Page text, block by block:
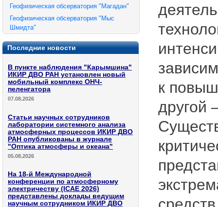
Геофизическая обсерватория "Магадан"
Геофизическая обсерватория "Мыс
Шмидта"
Последние новости
В пункте наблюдения "Карымшина"
ИКИР ДВО РАН установлен новый
мобильный комплекс ОНЧ-
пеленгатора
07.08.2026
Статьи научных сотрудников
лаборатории системного анализа
атмосферных процессов ИКИР ДВО
РАН опубликованы в журнале
"Оптика атмосферы и океана"
05.08.2026
На 18-й Международной
конференции по атмосферному
электричеству (ICAE 2026)
представлены доклады ведущим
научным сотрудником ИКИР ДВО
к
другой